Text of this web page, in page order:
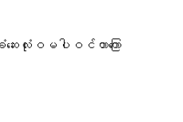
းဝမပါဝင်တာကြော